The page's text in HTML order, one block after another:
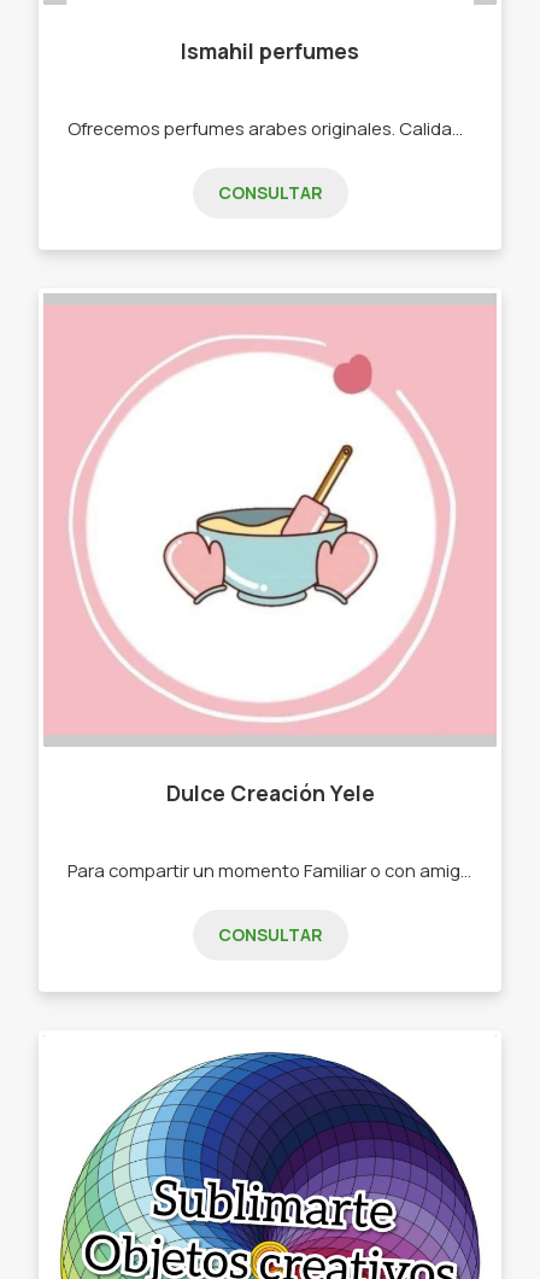
Ismahil perfumes
CONSULTAR
Dulce Creación Yele
CONSULTAR